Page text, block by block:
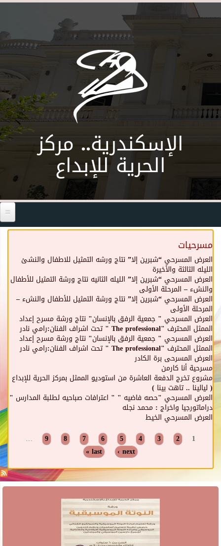
Skip to main content
الإسكندرية.. مركز
الحرية للإبداع
مسرحيات
العرض المسرحي “شبرين إلا” نتاج ورشه التمثيل للاطفال والنشئ
الليله الثالثة والأخيرة
العرض المسرحي “شبرين إلا” الليله الثانيه نتاج ورشة التمثيل للأطفال
والنشء – المرحلة الأولى
العرض المسرحي “شبرين إلا” نتاج ورشة التمثيل للأطفال والنشء –
المرحلة الأولى
العرض المسرحي " جمعية الرفق بالإنسان" نتاج ورشة مسرح إعداد
الممثل المحترف "The professional " تحت اشراف الفنان:رامي نادر
العرض المسرحي " جمعية الرفق بالإنسان" نتاج ورشة مسرح إعداد
الممثل المحترف "The professional " تحت اشراف الفنان:رامي نادر
العرض المسرحى برة الكادر
مسرحية أنا كارمن
مشروع تخرج الدفعة العاشرة من استوديو الممثل بمركز الحرية للإبداع
( ليالينا .. تاهت بينا )
العرض المسرحي "حصه فاضيه " " اعترافات صباحيه لطلبة المدارس "
دراماتورجيا واخراج : محمد نجله
العرض المسرحي الخيط
Pages
1
2
3
4
5
6
7
8
9
…
next ›
last »